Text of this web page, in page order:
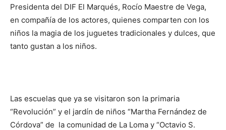
Presidenta del DIF El Marqués, Rocío Maestre de Vega,
en compañía de los actores, quienes comparten con los
niños la magia de los juguetes tradicionales y dulces, que
tanto gustan a los niños.
Las escuelas que ya se visitaron son la primaria
“Revolución” y el jardín de niños “Martha Fernández de
Córdova” de la comunidad de La Loma y “Octavio S.